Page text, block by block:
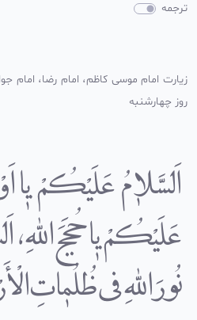
ترجمه
زیارت امام موسى کاظم، امام رضا، امام
روز چهارشنبه
اَلسَّلاٰمُ عَلَیْکُمْ یٰا
عَلَیْکُمْ یٰا حُجَجَ
نُورَ اللهِ فى ظُلُمٰاتِ